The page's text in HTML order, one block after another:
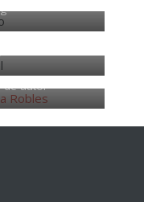
Robles
de autor